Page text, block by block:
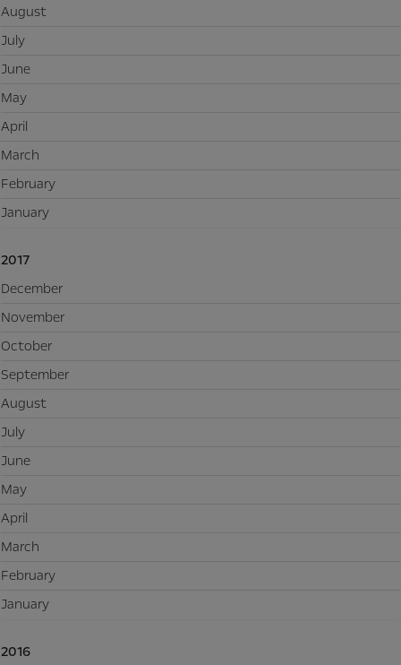
August
July
June
May
April
March
February
January
2017
December
November
October
September
August
July
June
May
April
March
February
January
2016